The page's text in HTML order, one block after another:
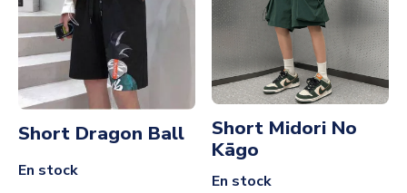
Short Dragon Ball
En stock
Short Midori No
Kāgo
En stock